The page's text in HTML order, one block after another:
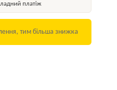
платіж
тим більша знижка